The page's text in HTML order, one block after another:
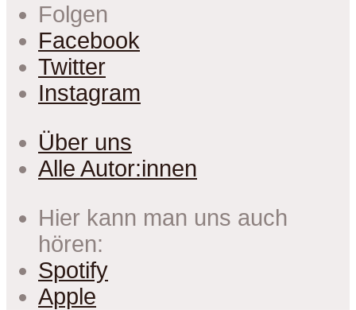
Folgen
Facebook
Twitter
Instagram
Über uns
Alle Autor:innen
Hier kann man uns auch
hören:
Spotify
Apple